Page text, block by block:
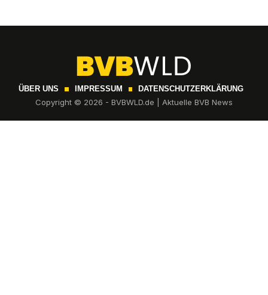
ÜBER UNS IMPRESSUM DATENSCHUTZERKLÄRUNG
Copyright © 2026 - BVBWLD.de | Aktuelle BVB News